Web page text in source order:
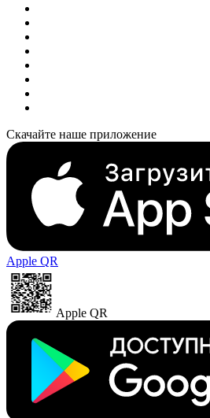
Скачайте наше приложение
Apple QR
Apple QR